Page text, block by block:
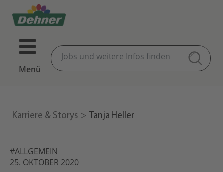
Menü
Karriere & Storys Tanja Heller
#ALLGEMEIN
25. OKTOBER 2020